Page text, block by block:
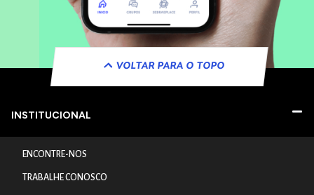
VOLTAR PARA O TOPO
INSTITUCIONAL
ENCONTRE-NOS
TRABALHE CONOSCO